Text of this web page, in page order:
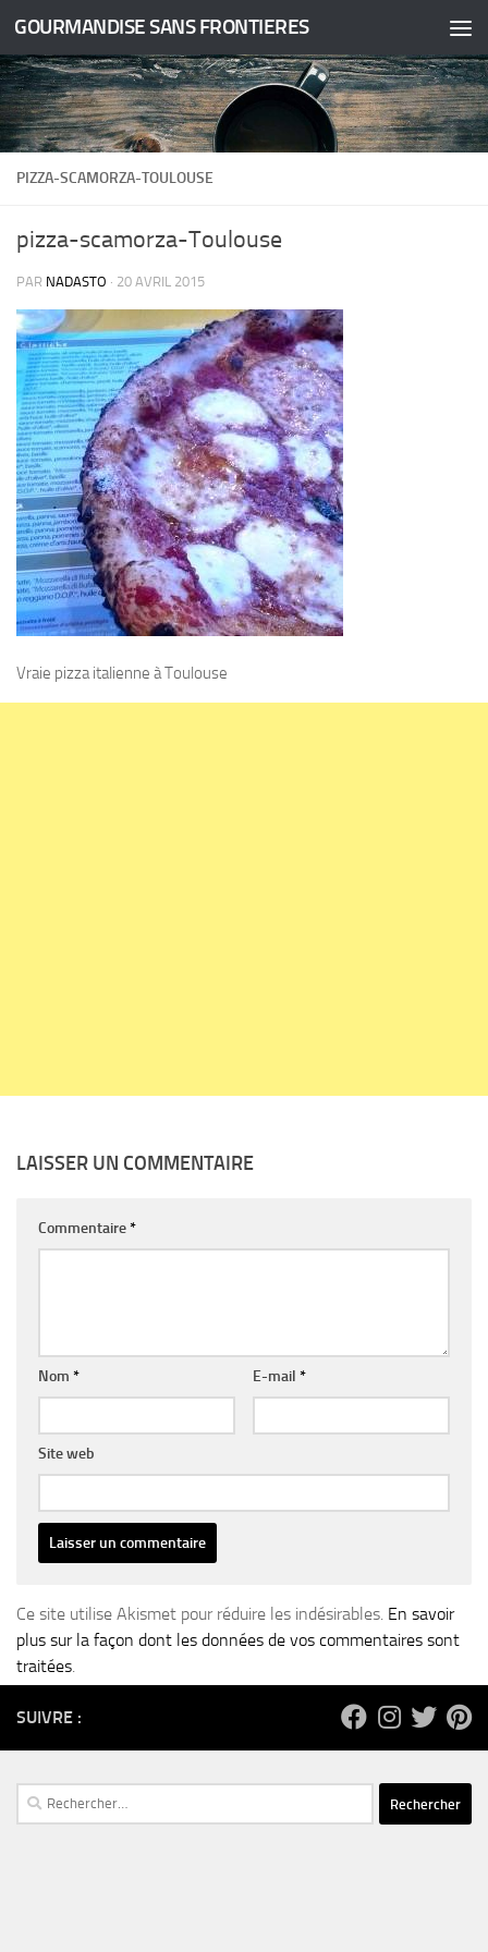
Skip to content
GOURMANDISE SANS FRONTIERES
PIZZA-SCAMORZA-TOULOUSE
pizza-scamorza-Toulouse
PAR NADASTO · 20 AVRIL 2015
Vraie pizza italienne à Toulouse
LAISSER UN COMMENTAIRE
Commentaire*
Nom * E-mail *
Site web
Ce site utilise Akismet pour réduire les indésirables. En savoir
plus sur la façon dont les données de vos commentaires sont
traitées.
SUIVRE :
Rechercher :